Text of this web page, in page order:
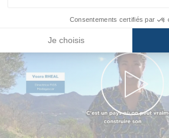
Consentements certifiés par
Je choisis